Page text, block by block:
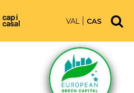
VAL CAS